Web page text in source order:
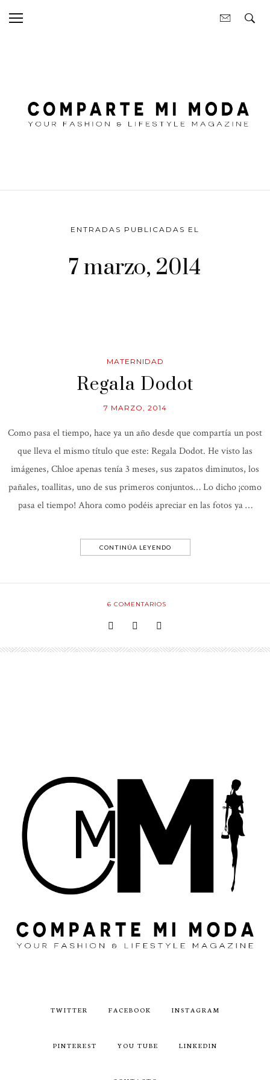
ENTRADAS PUBLICADAS EL
7 marzo, 2014
MATERNIDAD
Regala Dodot
7 MARZO, 2014
Como pasa el tiempo, hace ya un año desde que compartía un post
que lleva el mismo título que este: Regala Dodot. He visto las
imágenes, Chloe apenas tenía 3 meses, sus zapatos diminutos, los
pañales, toallitas, uno de sus primeros conjuntos… Lo dicho ¡como
pasa el tiempo! Ahora como podéis apreciar en las fotos ya …
CONTINÚA LEYENDO
6 COMENTARIOS
TWITTER FACEBOOK INSTAGRAM
PINTEREST YOU TUBE LINKEDIN